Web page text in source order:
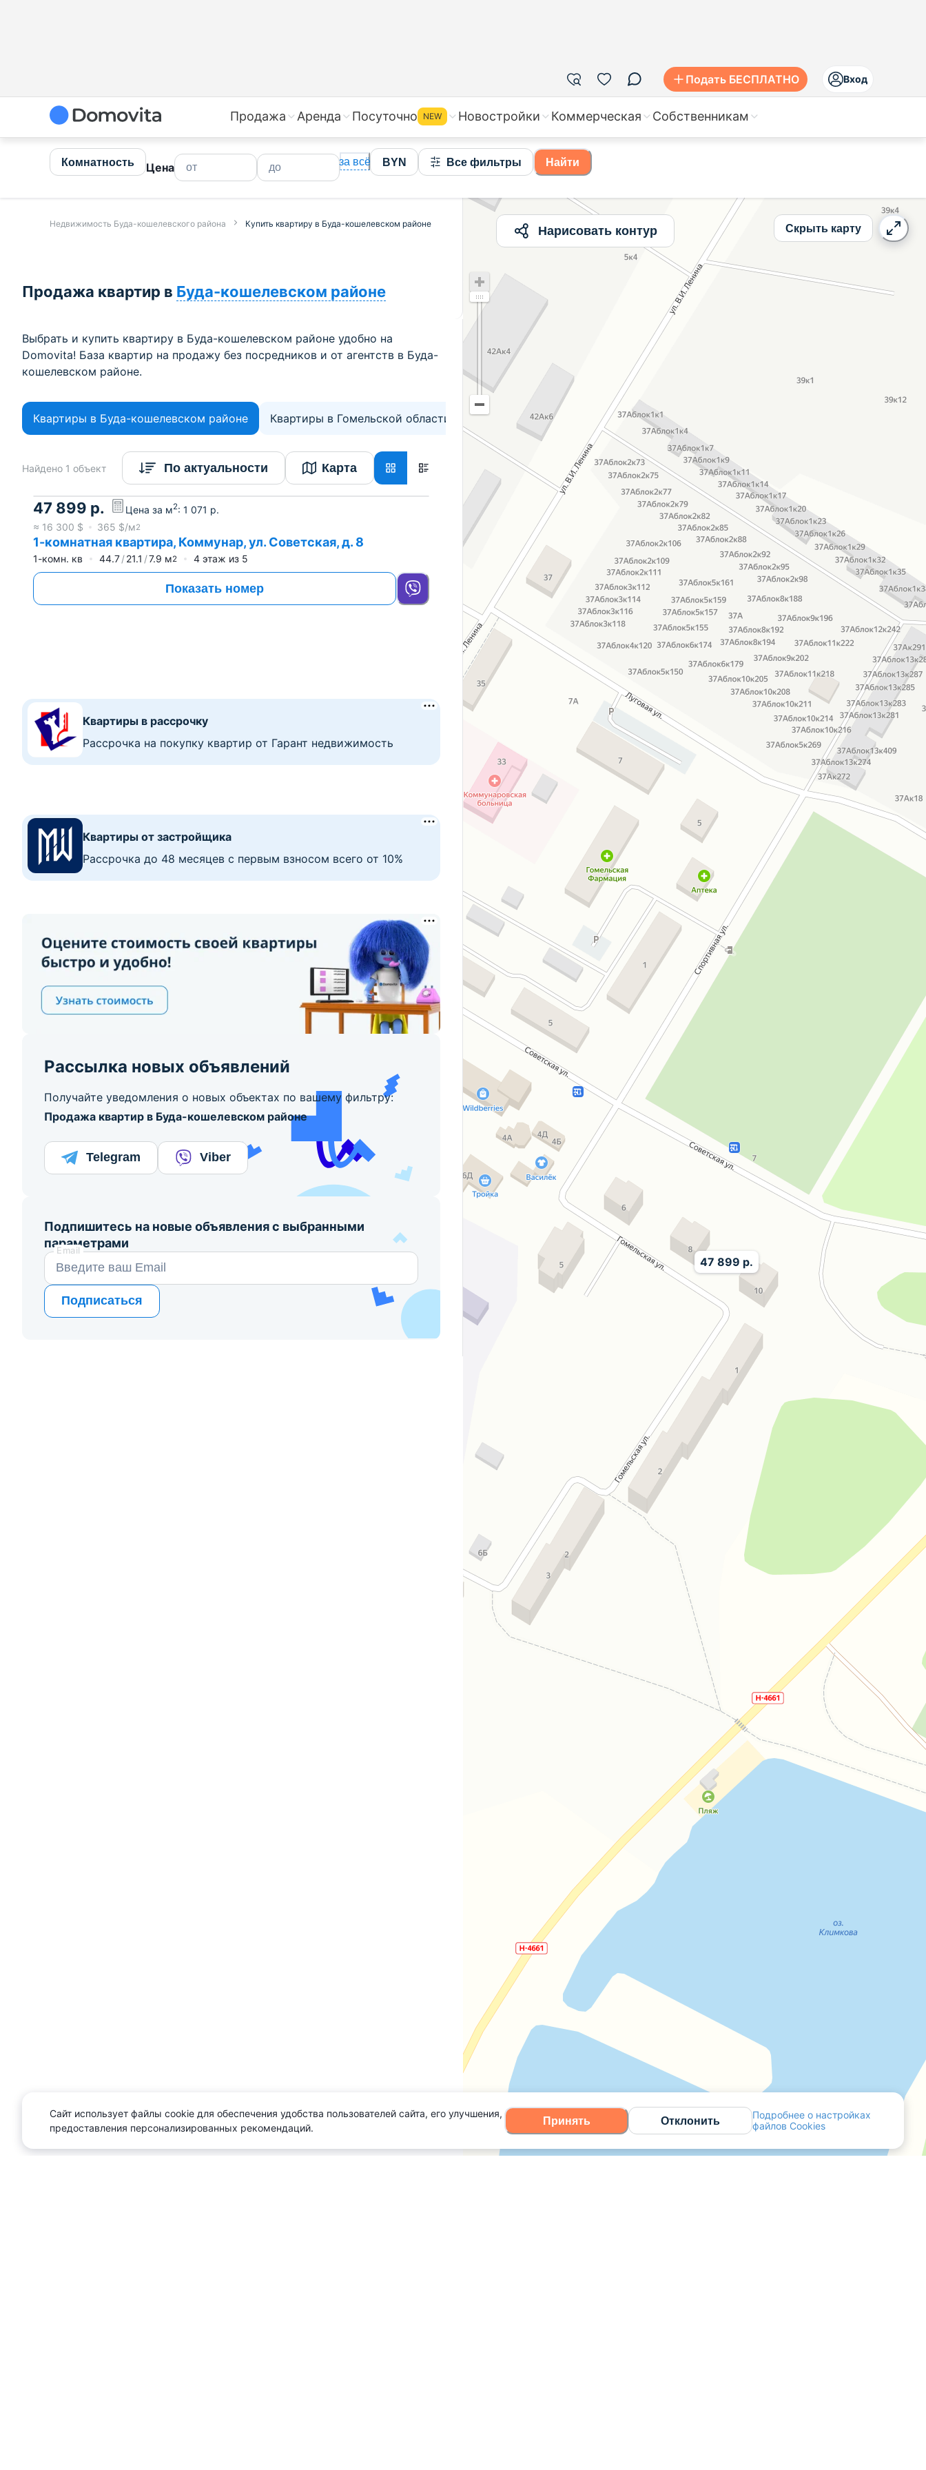
Подать БЕСПЛАТНО Вход
Продажа Аренда Посуточно NEW Новостройки Коммерческая Собственникам
Комнатность Цена за всё BYN Все фильтры Найти
Недвижимость Буда-кошелевского района Купить квартиру в Буда-кошелевском районе
Продажа квартир в Буда-кошелевском районе
Выбрать и купить квартиру в Буда-кошелевском районе удобно на
Domovita! База квартир на продажу без посредников и от агентств в Буда-
кошелевском районе.
Квартиры в Буда-кошелевском районе Квартиры в Гомельской области
Найдено 1 объект По актуальности Карта
47 899 р. Цена за м2: 1 071 р.
≈ 16 300 $ 365 $/м2
1-комнатная квартира, Коммунар, ул. Советская, д. 8
1-комн. кв 44.7 21.1 7.9 м2 4 этаж из 5
Показать номер
Квартиры в рассрочку
Рассрочка на покупку квартир от Гарант недвижимость
Квартиры от застройщика
Рассрочка до 48 месяцев с первым взносом всего от 10%
Рассылка новых объявлений
Получайте уведомления о новых объектах по вашему фильтру:
Продажа квартир в Буда-кошелевском районе
Telegram Viber
Подпишитесь на новые объявления с выбранными
параметрами
Email
Подписаться
47 899 р.
Нарисовать контур Скрыть карту
Сайт использует файлы cookie для обеспечения удобства пользователей сайта, его улучшения,
предоставления персонализированных рекомендаций.
Принять Отклонить
Подробнее о настройках
файлов Cookies